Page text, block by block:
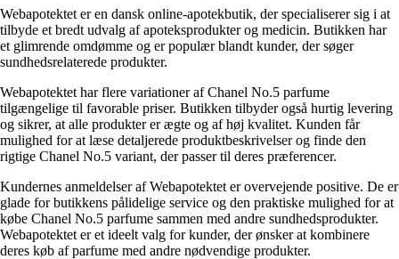
Webapotektet er en dansk online-apotekbutik, der specialiserer sig i at
tilbyde et bredt udvalg af apoteksprodukter og medicin. Butikken har
et glimrende omdømme og er populær blandt kunder, der søger
sundhedsrelaterede produkter.
Webapotektet har flere variationer af Chanel No.5 parfume
tilgængelige til favorable priser. Butikken tilbyder også hurtig levering
og sikrer, at alle produkter er ægte og af høj kvalitet. Kunden får
mulighed for at læse detaljerede produktbeskrivelser og finde den
rigtige Chanel No.5 variant, der passer til deres præferencer.
Kundernes anmeldelser af Webapotektet er overvejende positive. De er
glade for butikkens pålidelige service og den praktiske mulighed for at
købe Chanel No.5 parfume sammen med andre sundhedsprodukter.
Webapotektet er et ideelt valg for kunder, der ønsker at kombinere
deres køb af parfume med andre nødvendige produkter.